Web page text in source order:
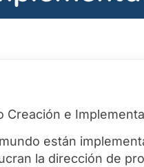
e
están
la dirección de